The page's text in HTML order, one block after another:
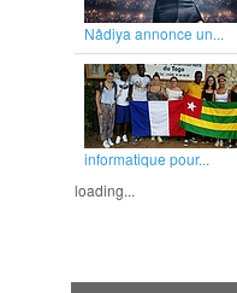
Nâdiya annonce un...
informatique pour...
loading...